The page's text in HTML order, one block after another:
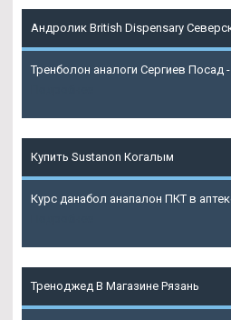
Андролик British Dispensary
Тренболон аналоги Сергиев Посад
Купить Sustanon Когалым
Курс данабол анапалон ПКТ в
Треноджед В Магазине Рязань